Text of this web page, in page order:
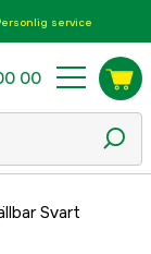
service
00
Svart